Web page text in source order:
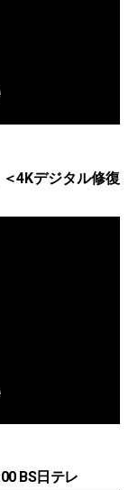
4Kデジタル修復
BS日テレ